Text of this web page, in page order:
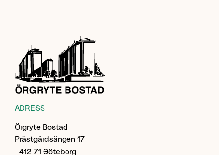
ADRESS
Örgryte Bostad
Prästgårdsängen 17
412 71 Göteborg